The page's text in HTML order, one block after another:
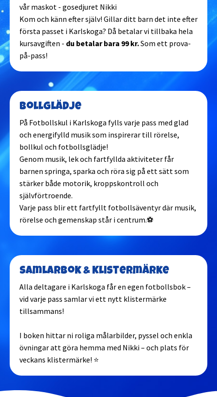
vår maskot - gosedjuret Nikki
Kom och känn efter själv! Gillar ditt barn det inte efter
första passet i Karlskoga? Då betalar vi tillbaka hela
kursavgiften - du betalar bara 99 kr.Som ett prova-
på-pass!
Bollglädje
På Fotbollskul i Karlskoga fylls varje pass med glad
och energifylld musik som inspirerar till rörelse,
bollkul och fotbollsglädje!
Genom musik, lek och fartfyllda aktiviteter får
barnen springa, sparka och röra sig på ett sätt som
stärker både motorik, kroppskontroll och
självförtroende.
Varje pass blir ett fartfyllt fotbollsäventyr där musik,
rörelse och gemenskap står i centrum.⚽
Samlarbok & Klistermärke
Alla deltagare i Karlskoga får en egen fotbollsbok –
vid varje pass samlar vi ett nytt klistermärke
tillsammans!
I boken hittar ni roliga målarbilder, pyssel och enkla
övningar att göra hemma med Nikki – och plats för
veckans klistermärke! ⭐